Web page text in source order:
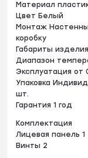
Материал
Цвет Белый
Монтаж
коробку
Габариты
Диапазон
Эксплуатация от
Упаковка
шт.
Гарантия 1 год
Комплектация
Лицевая панель 1
Винты 2